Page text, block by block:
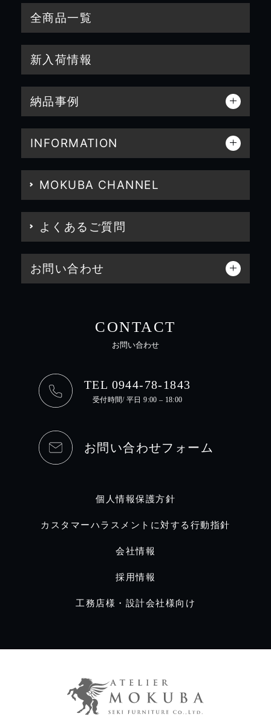
全商品一覧
新入荷情報
納品事例
INFORMATION
MOKUBA CHANNEL
よくあるご質問
お問い合わせ
CONTACT
お問い合わせ
TEL 0944-78-1843
受付時間/ 平日 9:00 – 18:00
お問い合わせフォーム
個人情報保護方針
カスタマーハラスメントに対する行動指針
会社情報
採用情報
工務店様・設計会社様向け